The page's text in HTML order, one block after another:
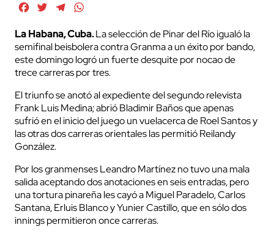
FacebookTwitterTelegram
La Habana, Cuba.La selección de Pinar del Río igualó la
semifinal beisbolera contra Granma a un éxito por bando,
este domingo logró un fuerte desquite por nocao de
trece carreras por tres.
El triunfo se anotó al expediente del segundo relevista
Frank Luis Medina; abrió Bladimir Baños que apenas
sufrió en el inicio del juego un vuelacerca de Roel Santos y
las otras dos carreras orientales las permitió Reilandy
González.
Por los granmenses Leandro Martínez no tuvo una mala
salida aceptando dos anotaciones en seis entradas, pero
una tortura pinareña les cayó a Miguel Paradelo, Carlos
Santana, Erluis Blanco y Yunier Castillo, que en sólo dos
innings permitieron once carreras.